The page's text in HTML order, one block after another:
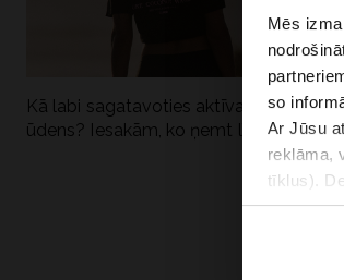
Mēs
so
Ar Jūsu
reklāma,
tīklus).
Kā labi sagatavoties aktīvai dienai pie
ūdens? Iesakām, ko ņemt līdzi